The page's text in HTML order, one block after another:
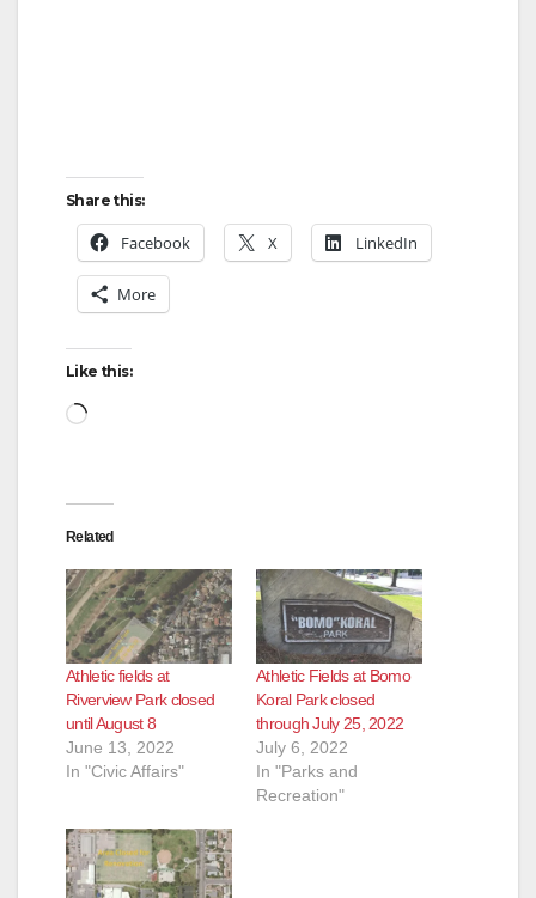
Share this:
Facebook X LinkedIn
More
Like this:
Loading…
Related
Athletic fields at
Riverview Park closed
until August 8
June 13, 2022
In "Civic Affairs"
Athletic Fields at Bomo
Koral Park closed
through July 25, 2022
July 6, 2022
In "Parks and
Recreation"